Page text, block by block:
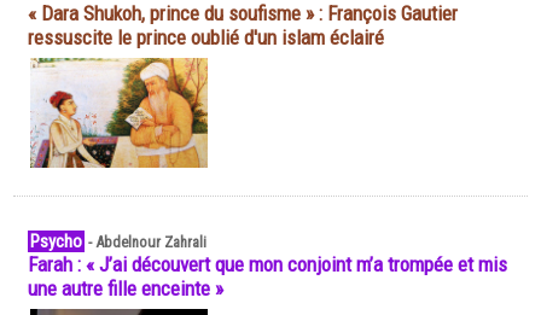
« Dara Shukoh, prince du soufisme » : François Gautier
ressuscite le prince oublié d'un islam éclairé
Psycho -Abdelnour Zahrali
Farah : « J’ai découvert que mon conjoint m’a trompée et mis
une autre fille enceinte »